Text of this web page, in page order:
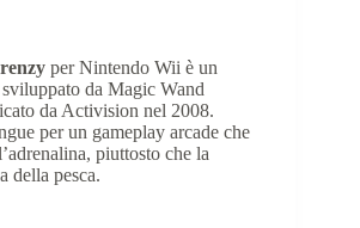
per Nintendo Wii è un
da Magic Wand
da Activision nel 2008.
per un gameplay arcade che
piuttosto che la
della pesca.